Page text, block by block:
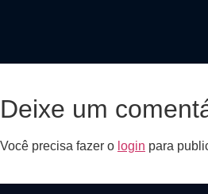
Deixe um
Você precisa fazer o login para